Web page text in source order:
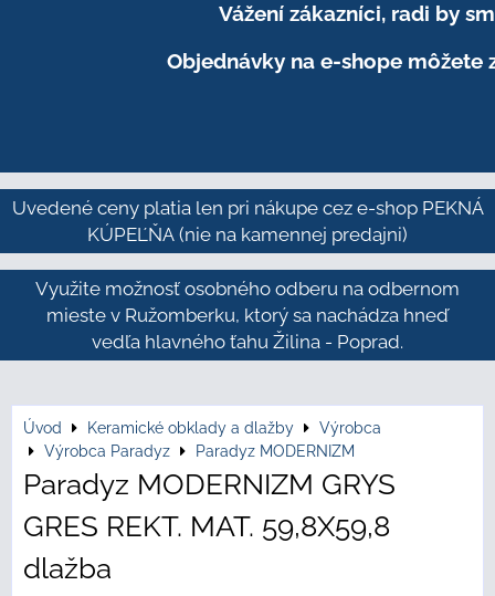
Vážení zákazníci, radi by
Objednávky na e-shope môžete
Uvedené ceny platia len pri nákupe cez e-shop PEKNÁ
KÚPEĽŇA (nie na kamennej predajni)
Využite možnosť osobného odberu na odbernom
mieste v Ružomberku, ktorý sa nachádza hneď
vedľa hlavného ťahu Žilina - Poprad.
Úvod Keramické obklady a dlažby
Výrobca
Výrobca Paradyz
Paradyz MODERNIZM
Paradyz MODERNIZM GRYS
GRES REKT. MAT. 59,8X59,8
dlažba